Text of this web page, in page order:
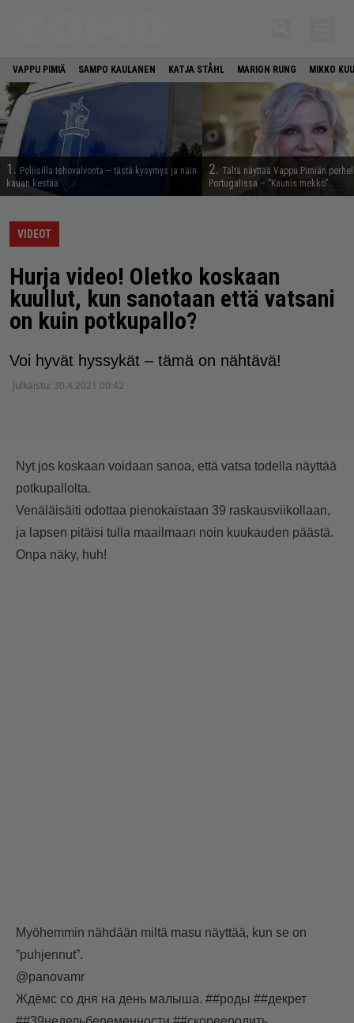
VAPPU PIMIÄ SAMPO KAULANEN KATJA STÅHL MARION RUNG MIKKO
1. Poliisilla tehovalvonta – tästä kysymys ja näin
kauan kestää
2. Tältä näyttää Vappu Pimiän
Portugalissa – ”Kaunis mekko”
VIDEOT
Hurja video! Oletko koskaan
kuullut, kun sanotaan että vatsani
on kuin potkupallo?
Voi hyvät hyssykät – tämä on nähtävä!
Julkaistu: 30.4.2021 00:42
Nyt jos koskaan voidaan sanoa, että vatsa todella näyttää
potkupallolta.
Venäläisäiti odottaa pienokaistaan 39 raskausviikollaan,
ja lapsen pitäisi tulla maailmaan noin kuukauden päästä.
Onpa näky, huh!
Myöhemmin nähdään miltä masu näyttää, kun se on
”puhjennut”.
@panovamr
Ждёмс со дня на день малыша. ##роды ##декрет